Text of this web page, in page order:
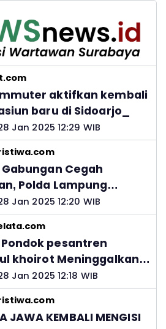
aktifkan kembali
baru di Sidoarjo_
Jan 2025 12:29 WIB
Cegah
Polda Lampung
Peran Orang Tua
Jan 2025 12:20 WIB
pesantren
khoirot Meninggalkan
Ke Material, Mantan
Harus Bertanggung
Jan 2025 12:18 WIB
JAWA KEMBALI MENGISI